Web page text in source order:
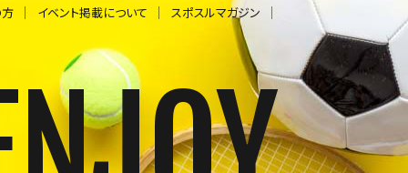
イベント掲載について
スポスルマガジン